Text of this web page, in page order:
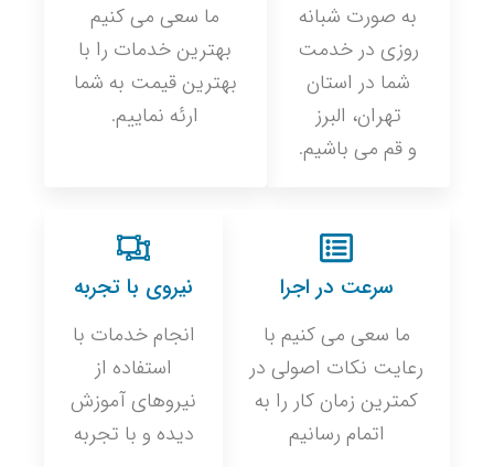
به صورت شبانه
روزی در خدمت
شما در استان
تهران، البرز
و قم می باشیم.
ما سعی می کنیم
بهترین خدمات را با
بهترین قیمت به شما
ارئه نماییم.
سرعت در اجرا
ما سعی می کنیم با
رعایت نکات اصولی در
کمترین زمان کار را به
اتمام رسانیم
نیروی با تجربه
انجام خدمات با
استفاده از
نیروهای آموزش
دیده و با تجربه